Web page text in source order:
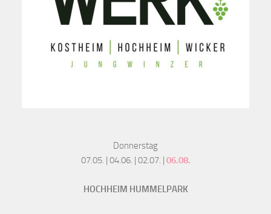
Donnerstag
07.05. | 04.06. | 02.07. | 06.08.
HOCHHEIM HUMMELPARK